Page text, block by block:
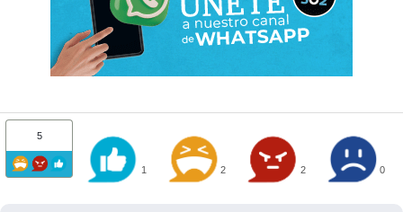
5
1 2 2 0